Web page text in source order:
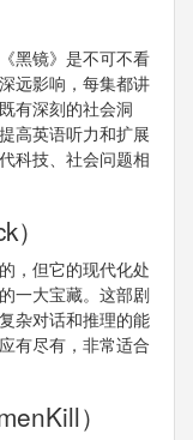
黑镜》是不可不看
远影响，每集都讲
有深刻的社会洞
高英语听力和扩展
科技、社会问题相
，但它的现代化处
一大宝藏。这部剧
杂对话和推理的能
有尽有，非常适合
）